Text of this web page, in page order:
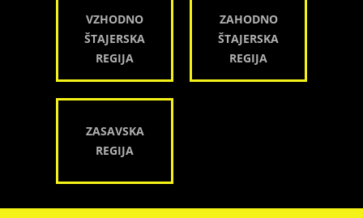
VZHODNO
ŠTAJERSKA
REGIJA
ZAHODNO
ŠTAJERSKA
REGIJA
ZASAVSKA
REGIJA